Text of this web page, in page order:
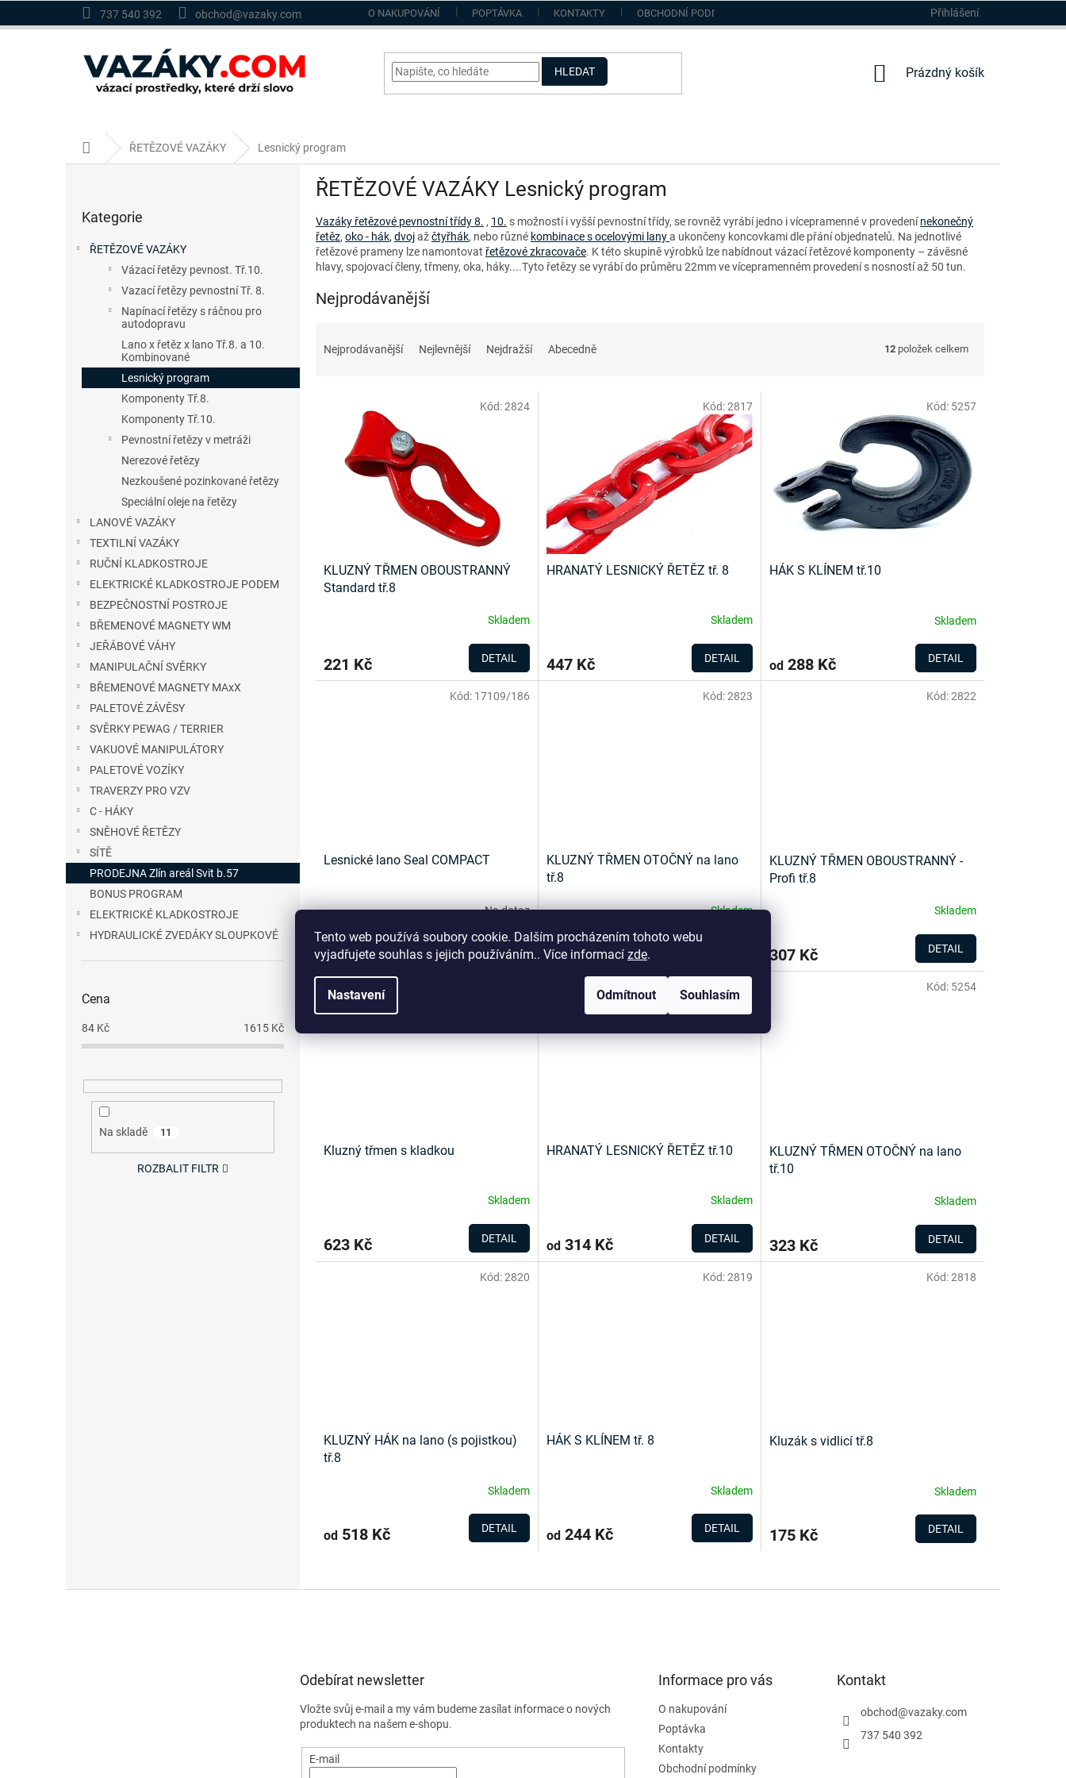
Tento web používá soubory cookie. Dalším procházením tohoto webu
vyjadřujete souhlas s jejich používáním.. Více informací zde.
Nastavení Odmítnout Souhlasím
737 540 392 obchod@vazaky.com O NAKUPOVÁNÍ POPTÁVKA KONTAKTY OBCHODNÍ PODMÍNKY Přihlášení
HLEDAT
NÁKUPNÍ
Prázdný košík
Domů ŘETĚZOVÉ VAZÁKY Lesnický program
kategorie
Kategorie
ŘETĚZOVÉ VAZÁKY
Vázací řetězy pevnost. Tř.10.
Vazací řetězy pevnostní Tř. 8.
Napínací řetězy s ráčnou pro
autodopravu
Lano x řetěz x lano Tř.8. a 10.
Kombinované
Lesnický program
Komponenty Tř.8.
Komponenty Tř.10.
Pevnostní řetězy v metráži
Nerezové řetězy
Nezkoušené pozinkované řetězy
Speciální oleje na řetězy
LANOVÉ VAZÁKY
TEXTILNÍ VAZÁKY
RUČNÍ KLADKOSTROJE
ELEKTRICKÉ KLADKOSTROJE PODEM
BEZPEČNOSTNÍ POSTROJE
BŘEMENOVÉ MAGNETY WM
JEŘÁBOVÉ VÁHY
MANIPULAČNÍ SVĚRKY
BŘEMENOVÉ MAGNETY MAxX
PALETOVÉ ZÁVĚSY
SVĚRKY PEWAG / TERRIER
VAKUOVÉ MANIPULÁTORY
PALETOVÉ VOZÍKY
TRAVERZY PRO VZV
C - HÁKY
SNĚHOVÉ ŘETĚZY
SÍTĚ
PRODEJNA Zlín areál Svit b.57
BONUS PROGRAM
ELEKTRICKÉ KLADKOSTROJE
HYDRAULICKÉ ZVEDÁKY SLOUPKOVÉ
Cena
84 Kč 1615 Kč
Na skladě 11
ROZBALIT FILTR
ŘETĚZOVÉ VAZÁKY Lesnický program
Vazáky řetězové pevnostní třídy 8. , 10. s možností i vyšší pevnostní třídy, se rovněž vyrábí jedno i vícepramenné v provedenínekonečný
řetěz, oko - hák, dvojažčtyřhák, nebo různé kombinace s ocelovými lanya ukončeny koncovkami dle přání objednatelů. Na jednotlivé
řetězové prameny lze namontovat řetězové zkracovače. K této skupině výrobků lze nabídnout vázací řetězové komponenty – závěsné
hlavy, spojovací členy, třmeny, oka, háky....Tyto řetězy se vyrábí do průměru 22mm ve vícepramenném provedení s nosností až 50 tun.
Nejprodávanější
Nejprodávanější Nejlevnější Nejdražší Abecedně 12 položek celkem
KLUZNÝ TŘMEN OBOUSTRANNÝ
Standard tř.8
Skladem
221 Kč DETAIL
Kód:2824
HRANATÝ LESNICKÝ ŘETĚZ tř. 8
Skladem
447 Kč DETAIL
Kód:2817
HÁK S KLÍNEM tř.10
Skladem
od288 Kč DETAIL
Kód: 5257
Lesnické lano Seal COMPACT
Na dotaz
od84 Kč DETAIL
Kód: 17109/186
KLUZNÝ TŘMEN OTOČNÝ na lano
tř.8
Skladem
261 Kč
Kód:2823
KLUZNÝ TŘMEN OBOUSTRANNÝ -
Profi tř.8
Skladem
307 Kč DETAIL
Kód:2822
Kluzný třmen s kladkou
Skladem
623 Kč DETAIL
HRANATÝ LESNICKÝ ŘETĚZ tř.10
Skladem
od314 Kč DETAIL
KLUZNÝ TŘMEN OTOČNÝ na lano
tř.10
Skladem
323 Kč DETAIL
Kód: 5254
KLUZNÝ HÁK na lano (s pojistkou)
tř.8
Skladem
od 518 Kč DETAIL
Kód:2820
HÁK S KLÍNEM tř. 8
Skladem
od244 Kč DETAIL
Kód:2819
Kluzák s vidlicí tř.8
Skladem
175 Kč DETAIL
Kód:2818
v
Odebírat newsletter
Vložte svůj e-mail a my vám budeme zasílat informace o nových
produktech na našem e-shopu.
E-mail
Informace pro vás
O nakupování
Poptávka
Kontakty
Obchodní podmínky
Kontakt
obchod@vazaky.com
737 540 392